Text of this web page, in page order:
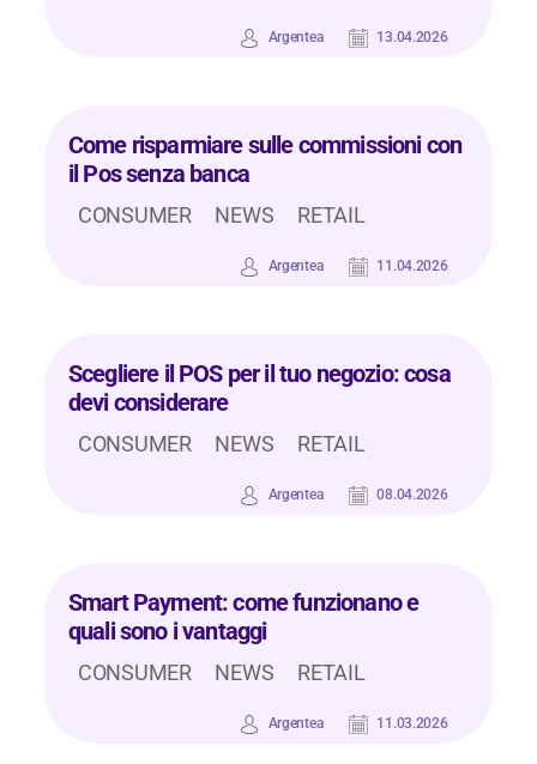
Argentea 13.04.2026
Come risparmiare sulle commissioni con
il Pos senza banca
CONSUMER NEWS RETAIL
Argentea 11.04.2026
Scegliere il POS per il tuo negozio: cosa
devi considerare
CONSUMER NEWS RETAIL
Argentea 08.04.2026
Smart Payment: come funzionano e
quali sono i vantaggi
CONSUMER NEWS RETAIL
Argentea 11.03.2026